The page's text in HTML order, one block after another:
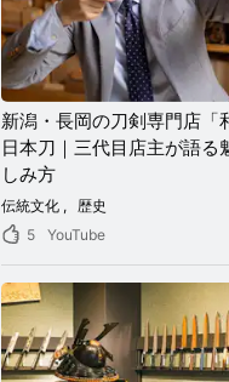
新潟・長岡の刀剣専門店「
日本刀｜三代目店主が語る
しみ方
伝統文化
歴史
5
YouTube